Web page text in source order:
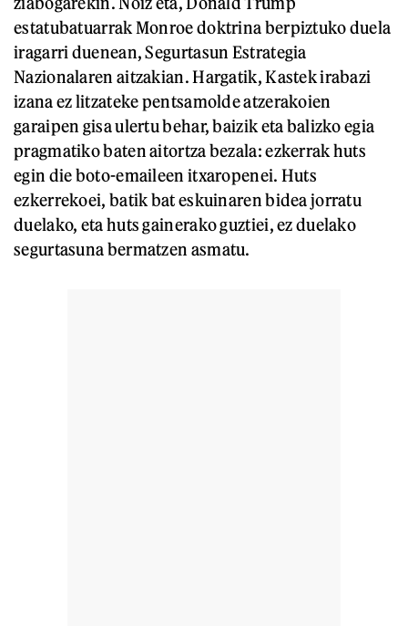
estatubatuarrak Monroe doktrina berpiztuko duela
iragarri duenean, Segurtasun Estrategia
Nazionalaren aitzakian. Hargatik, Kastek irabazi
izana ez litzateke pentsamolde atzerakoien
garaipen gisa ulertu behar, baizik eta balizko egia
pragmatiko baten aitortza bezala: ezkerrak huts
egin die boto-emaileen itxaropenei. Huts
ezkerrekoei, batik bat eskuinaren bidea jorratu
duelako, eta huts gainerako guztiei, ez duelako
segurtasuna bermatzen asmatu.